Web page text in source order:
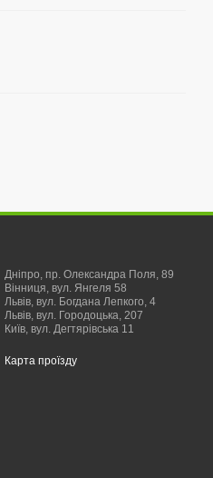
Дніпро, пр. Олександра Поля, 89
Вінниця, вул. Янгеля 58
Львів, вул. Богдана Лепкого, 4
Львів, вул. Городоцька, 207
Київ, вул. Дегтярівська 11
Карта проїзду